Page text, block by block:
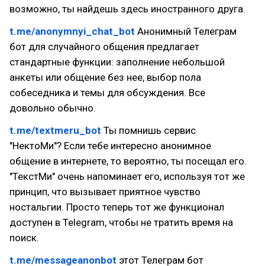
возможно, ты найдешь здесь иностранного друга.
t.me/anonymnyi_chat_bot Анонимный Телеграм
бот для случайного общения предлагает
стандартные функции: заполнение небольшой
анкеты или общение без нее, выбор пола
собеседника и темы для обсуждения. Все
довольно обычно.
t.me/textmeru_bot Ты помнишь сервис
"НектоМи"? Если тебе интересно анонимное
общение в интернете, то вероятно, ты посещал его.
"ТекстМи" очень напоминает его, используя тот же
принцип, что вызывает приятное чувство
ностальгии. Просто теперь тот же функционал
доступен в Telegram, чтобы не тратить время на
поиск.
t.me/messageanonbot этот Телеграм бот